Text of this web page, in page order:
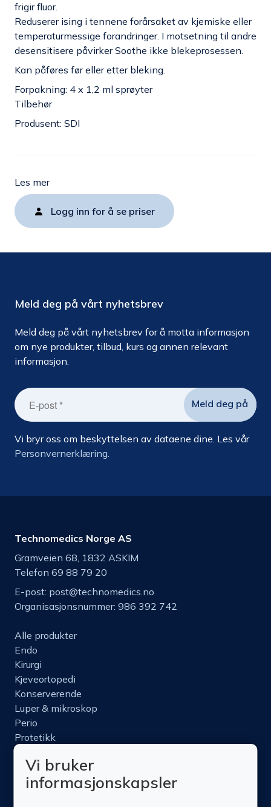
frigir fluor.
Reduserer ising i tennene forårsaket av kjemiske eller
temperaturmessige forandringer. I motsetning til andre
desensitisere påvirker Soothe ikke blekeprosessen.
Kan påføres før eller etter bleking.
Forpakning: 4 x 1,2 ml sprøyter
Tilbehør
Produsent: SDI
Les mer
Logg inn for å se priser
Meld deg på vårt nyhetsbrev
Meld deg på vårt nyhetsbrev for å motta informasjon
om nye produkter, tilbud, kurs og annen relevant
informasjon.
Vi bryr oss om beskyttelsen av dataene dine. Les vår
Personvernerklæring.
Technomedics Norge AS
Gramveien 68, 1832 ASKIM
Telefon 69 88 79 20
E-post: post@technomedics.no
Organisasjonsnummer: 986 392 742
Alle produkter
Endo
Kirurgi
Kjeveortopedi
Konserverende
Luper & mikroskop
Perio
Protetikk
Nettbutikk
Produktinfo
Vi bruker
informasjonskapsler